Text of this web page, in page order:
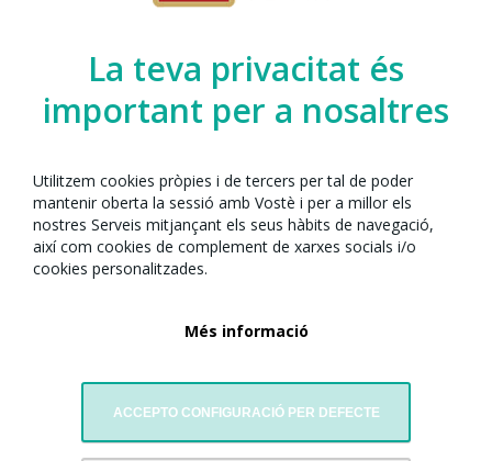
La teva privacitat és
important per a nosaltres
Utilitzem cookies pròpies i de tercers per tal de poder
mantenir oberta la sessió amb Vostè i per a millor els
nostres Serveis mitjançant els seus hàbits de navegació,
així com cookies de complement de xarxes socials i/o
cookies personalitzades.
Més informació
ACCEPTO CONFIGURACIÓ PER DEFECTE
Any Nou Xinès amb Barcelona 2021